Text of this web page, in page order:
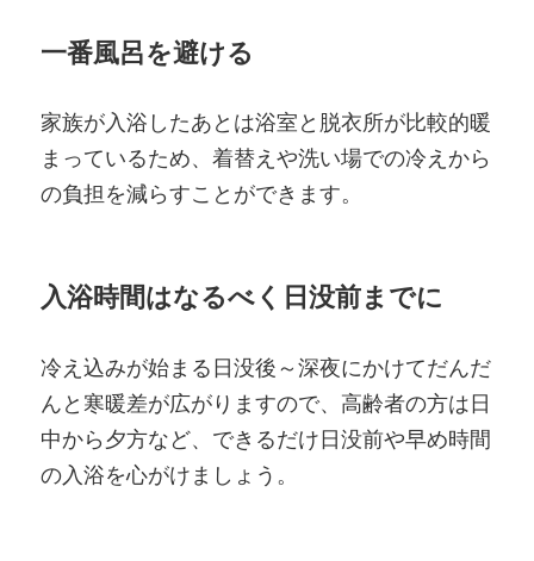
一番風呂を避ける
家族が入浴したあとは浴室と脱衣所が比較的暖
まっているため、着替えや洗い場での冷えから
の負担を減らすことができます。
入浴時間はなるべく日没前までに
冷え込みが始まる日没後～深夜にかけてだんだ
んと寒暖差が広がりますので、高齢者の方は日
中から夕方など、できるだけ日没前や早め時間
の入浴を心がけましょう。